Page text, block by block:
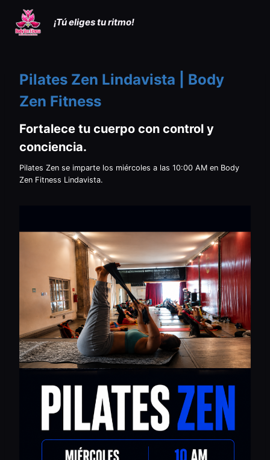
Saltar
¡Tú eliges tu ritmo!
Pilates Zen Lindavista | Body
Zen Fitness
Fortalece tu cuerpo con control y
conciencia.
Pilates Zen se imparte los miércoles a las 10:00 AM en Body
Zen Fitness Lindavista.